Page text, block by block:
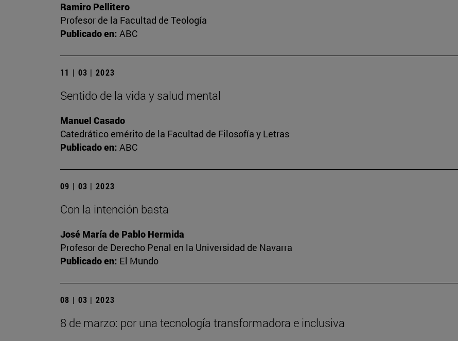
Ramiro Pellitero
Profesor de la Facultad de Teología
Publicado en: ABC
11 | 03 | 2023
Sentido de la vida y salud mental
Manuel Casado
Catedrático emérito de la Facultad de Filosofía y Letras
Publicado en: ABC
09 | 03 | 2023
Con la intención basta
José María de Pablo Hermida
Profesor de Derecho Penal en la Universidad de Navarra
Publicado en: El Mundo
08 | 03 | 2023
8 de marzo: por una tecnología transformadora e inclusiva